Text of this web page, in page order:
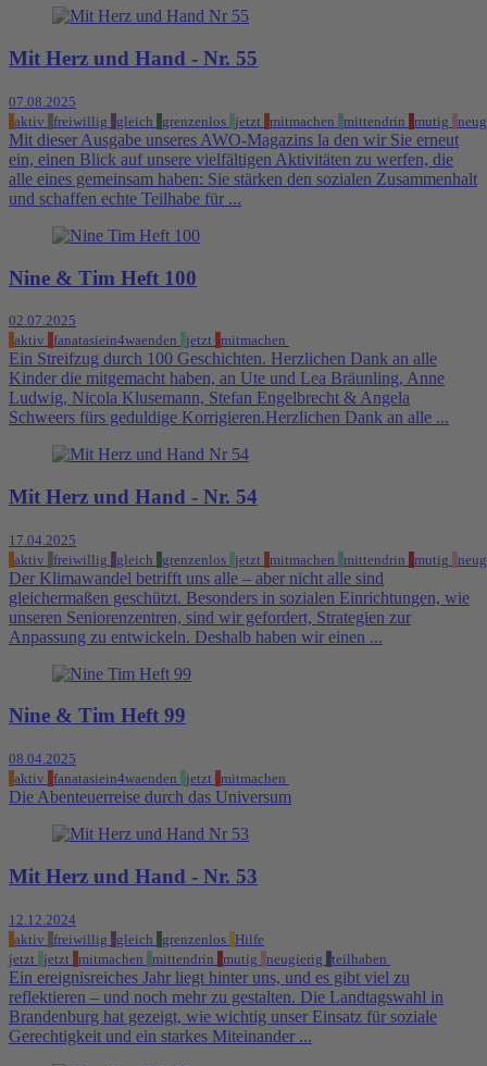
Mit Herz und Hand - Nr. 55
07.08.2025
aktiv
freiwillig gleich grenzenlos jetzt mitmachen mittendrin mutig
Mit dieser Ausgabe unseres AWO-Magazins la den wir Sie erneut
ein, einen Blick auf unsere vielfältigen Aktivitäten zu werfen, die
alle eines gemeinsam haben: Sie stärken den sozialen Zusammenhalt
und schaffen echte Teilhabe für ...
Nine & Tim Heft 100
02.07.2025
aktiv
fanatasiein4waenden jetzt mitmachen
Ein Streifzug durch 100 Geschichten. Herzlichen Dank an alle
Kinder die mitgemacht haben, an Ute und Lea Bräunling, Anne
Ludwig, Nicola Klusemann, Stefan Engelbrecht & Angela
Schweers fürs geduldige Korrigieren.Herzlichen Dank an alle ...
Mit Herz und Hand - Nr. 54
17.04.2025
aktiv
freiwillig gleich grenzenlos jetzt mitmachen mittendrin mutig
Der Klimawandel betrifft uns alle – aber nicht alle sind
gleichermaßen geschützt. Besonders in sozialen Einrichtungen, wie
unseren Seniorenzentren, sind wir gefordert, Strategien zur
Anpassung zu entwickeln. Deshalb haben wir einen ...
Nine & Tim Heft 99
08.04.2025
aktiv
fanatasiein4waenden jetzt mitmachen
Die Abenteuerreise durch das Universum
Mit Herz und Hand - Nr. 53
12.12.2024
aktiv
freiwillig gleich grenzenlos Hilfe
jetzt
jetzt mitmachen mittendrin mutig neugierig teilhaben
Ein ereignisreiches Jahr liegt hinter uns, und es gibt viel zu
reflektieren – und noch mehr zu gestalten. Die Landtagswahl in
Brandenburg hat gezeigt, wie wichtig unser Einsatz für soziale
Gerechtigkeit und ein starkes Miteinander ...